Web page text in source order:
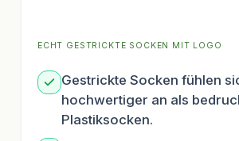
ECHT GESTRICKTE SOCKEN MIT LOGO
Gestrickte Socken fühlen
hochwertiger an als
Plastiksocken.